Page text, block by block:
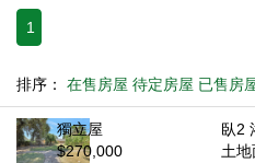
1
排序： 在售房屋 待定房屋 已售房
獨立屋
$270,000
臥2
土